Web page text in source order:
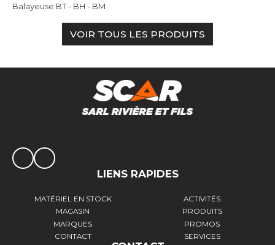
Balayeuse BT - BH - BM
VOIR TOUS LES PRODUITS
LIENS RAPIDES
MATÉRIEL EN STOCK
ACTIVITÉS
MAGASIN
PRODUITS
MARQUES
PROMOS
CONTACT
SERVICES